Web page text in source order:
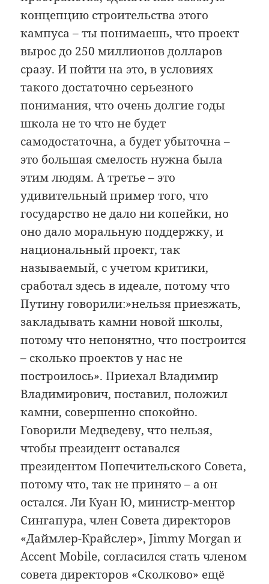
концепцию строительства этого
кампуса – ты понимаешь, что проект
вырос до 250 миллионов долларов
сразу. И пойти на это, в условиях
такого достаточно серьезного
понимания, что очень долгие годы
школа не то что не будет
самодостаточна, а будет убыточна –
это большая смелость нужна была
этим людям. А третье – это
удивительный пример того, что
государство не дало ни копейки, но
оно дало моральную поддержку, и
национальный проект, так
называемый, с учетом критики,
сработал здесь в идеале, потому что
Путину говорили:»нельзя приезжать,
закладывать камни новой школы,
потому что непонятно, что построится
– сколько проектов у нас не
построилось». Приехал Владимир
Владимирович, поставил, положил
камни, совершенно спокойно.
Говорили Медведеву, что нельзя,
чтобы президент оставался
президентом Попечительского Совета,
потому что, так не принято – а он
остался. Ли Куан Ю, министр-ментор
Сингапура, член Cовета директоров
«Даймлер-Крайслер», Jimmy Morgan и
Accent Mobile, согласился стать членом
совета директоров «Сколково» ещё